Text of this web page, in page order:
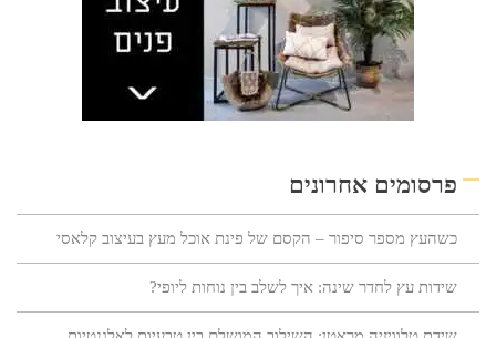
פרסומים אחרונים
כשהעץ מספר סיפור – הקסם של פינת אוכל מעץ בעיצוב קלאסי
שידות עץ לחדר שינה: איך לשלב בין נוחות ליופי?